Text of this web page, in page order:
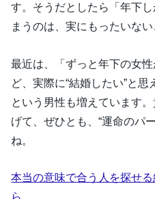
す。そうだとしたら「年下
まうのは、実にもったいない
最近は、「ずっと年下の女
ど、実際に“結婚したい”と思
という男性も増えています
げて、ぜひとも、“運命のパ
ね。
本当の意味で合う人を探せ
ら